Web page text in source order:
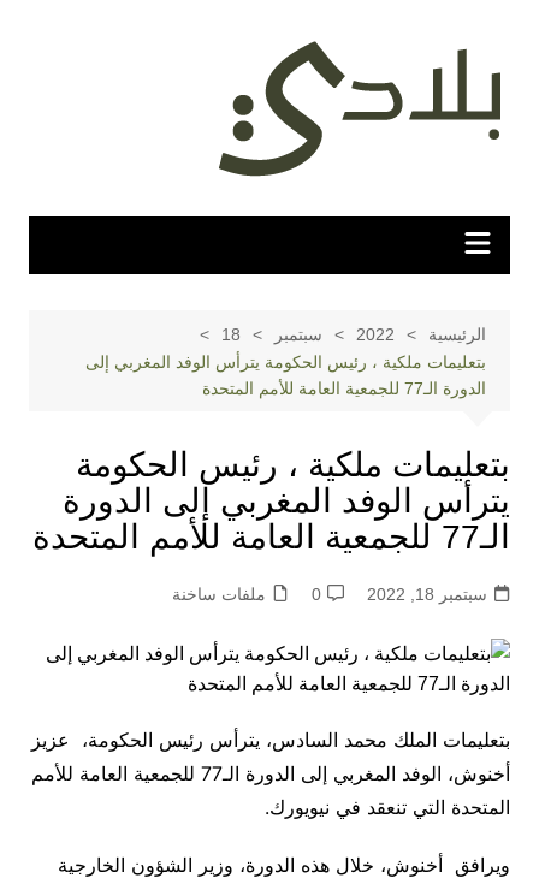
المحتوى
الرئيسية 2022 سبتمبر
18
بتعليمات ملكية ، رئيس الحكومة يترأس الوفد المغربي إلى
الدورة الـ77 للجمعية العامة للأمم المتحدة
بتعليمات ملكية ، رئيس الحكومة
يترأس الوفد المغربي إلى الدورة
الـ77 للجمعية العامة للأمم المتحدة
سبتمبر 18, 2022 0 ملفات ساخنة
بتعليمات الملك محمد السادس، يترأس رئيس الحكومة، عزيز
أخنوش، الوفد المغربي إلى الدورة الـ77 للجمعية العامة للأمم
المتحدة التي تنعقد في نيويورك.
ويرافق أخنوش، خلال هذه الدورة، وزير الشؤون الخارجية